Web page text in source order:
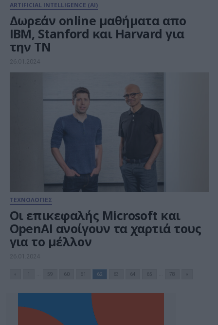
ARTIFICIAL INTELLIGENCE (AI)
Δωρεάν online μαθήματα απo
ΙΒΜ, Stanford και Harvard για
την ΤΝ
26.01.2024
ΤΕΧΝΟΛΟΓΙΕΣ
Οι επικεφαλής Microsoft και
OpenAI ανοίγουν τα χαρτιά τους
για το μέλλον
26.01.2024
59 60 61 62 63 64 65 78